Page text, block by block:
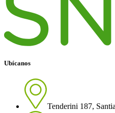
Ubícanos
Tenderini 187,